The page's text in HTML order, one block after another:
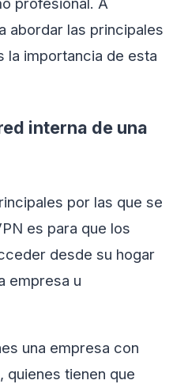
abordar las principales
la importancia de esta
interna de una
por las que se
es para que los
desde su hogar
empresa u
una empresa con
tienen que